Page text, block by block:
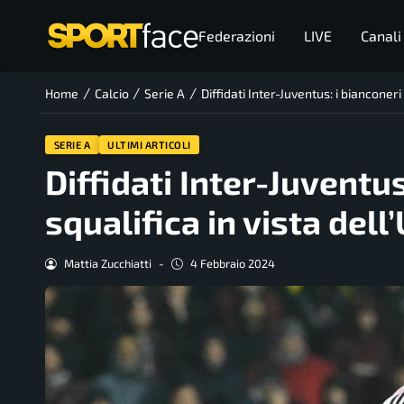
Federazioni LIVE Canali
Home / Calcio / Serie A / Diffidati Inter-Juventus: i
SERIE A ULTIMI ARTICOLI
Diffidati Inter-
squalifica in vista
Mattia Zucchiatti - 4 Febbraio 2024